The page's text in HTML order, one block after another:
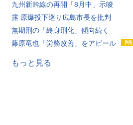
九州新幹線の再開「8月中」示唆
露 原爆投下巡り広島市長を批判
無期刑の「終身刑化」傾向続く
藤原竜也「労務改善」をアピール
もっと見る